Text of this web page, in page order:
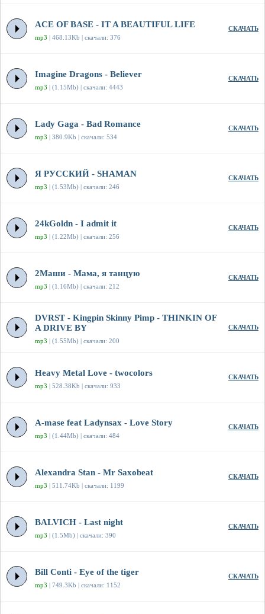
ACE OF BASE - IT A BEAUTIFUL LIFE
mp3 | 468.13Kb | скачали: 376
СКАЧАТЬ
Imagine Dragons - Believer
mp3 | (1.15Mb) | скачали: 4443
СКАЧАТЬ
Lady Gaga - Bad Romance
mp3 | 380.9Kb | скачали: 534
СКАЧАТЬ
Я РУССКИЙ - SHAMAN
mp3 | (1.53Mb) | скачали: 246
СКАЧАТЬ
24kGoldn - I admit it
mp3 | (1.22Mb) | скачали: 256
СКАЧАТЬ
2Маши - Мама, я танцую
mp3 | (1.16Mb) | скачали: 212
СКАЧАТЬ
DVRST - Kingpin Skinny Pimp - THINKIN OF
A DRIVE BY
mp3 | (1.55Mb) | скачали: 200
СКАЧАТЬ
Heavy Metal Love - twocolors
mp3 | 528.38Kb | скачали: 933
СКАЧАТЬ
A-mase feat Ladynsax - Love Story
mp3 | (1.44Mb) | скачали: 484
СКАЧАТЬ
Alexandra Stan - Mr Saxobeat
mp3 | 511.74Kb | скачали: 1199
СКАЧАТЬ
BALVICH - Last night
mp3 | (1.5Mb) | скачали: 390
СКАЧАТЬ
Bill Conti - Eye of the tiger
mp3 | 749.3Kb | скачали: 1152
СКАЧАТЬ